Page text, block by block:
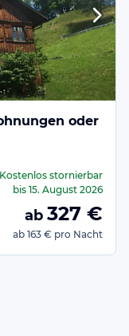
oder
Kostenlos stornierbar
bis 15. August 2026
ab 327 €
ab 163 € pro Nacht